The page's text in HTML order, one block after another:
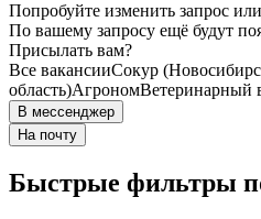
Попробуйте изменить запрос
По вашему запросу ещё будут
Присылать вам?
Все вакансииСокур
область)АгрономВетеринарный
В мессенджер
На почту
Быстрые фильтры